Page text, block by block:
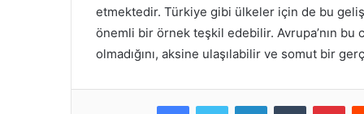
etmektedir. Türkiye gibi ülkeler için de bu
önemli bir örnek teşkil edebilir. Avrupa’nın bu
olmadığını, aksine ulaşılabilir ve somut bir